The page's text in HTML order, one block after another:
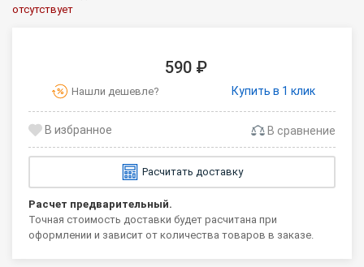
отсутствует
590 ₽
Нашли дешевле? Купить в 1 клик
В сравнение
Расчитать доставку
Расчет предварительный.
Точная стоимость доставки будет расчитана при
оформлении и зависит от количества товаров в заказе.